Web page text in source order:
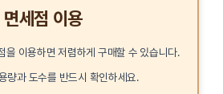
면세점 이용
을 이용하면 저렴하게 구매할 수 있습니다.
량과 도수를 반드시 확인하세요.